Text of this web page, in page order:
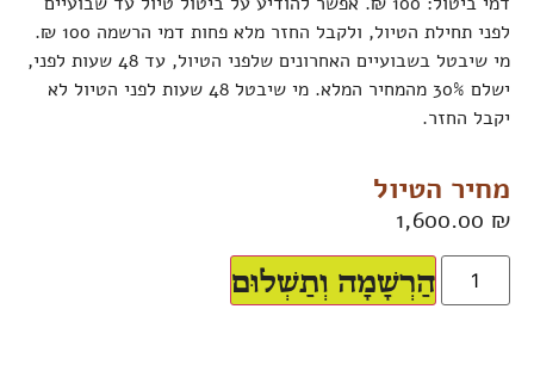
מחיר הטיול
1,600.00 ₪
הַרְשָׁמָה וְתַשְׁלוּם
לפני תחילת הטיול, ולקבל החזר מלא פחות דמי הרשמה 100 ₪.
מי שיבטל בשבועיים האחרונים
שלפני הטיול, עד 48 שעות לפני,
ישלם 30% מהמחיר המלא. מי שיבטל 48 שעות לפני הטיול לא
יקבל החזר.